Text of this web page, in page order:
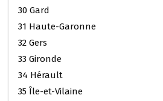
30 Gard
31 Haute-Garonne
32 Gers
33 Gironde
34 Hérault
35 Île-et-Vilaine